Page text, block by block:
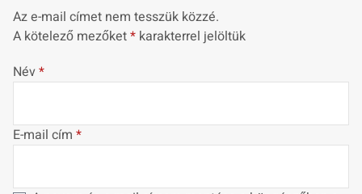
Az e-mail címet nem tesszük közzé.
A kötelező mezőket* karakterrel jelöltük
Név*
E-mail cím *